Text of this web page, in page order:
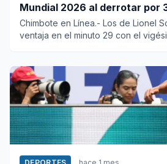
Mundial 2026 al derrotar por
en partido de infarto
Chimbote en Línea.- Los de Lionel
ventaja en el minuto 29 con el